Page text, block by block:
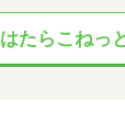
はたらこねっ